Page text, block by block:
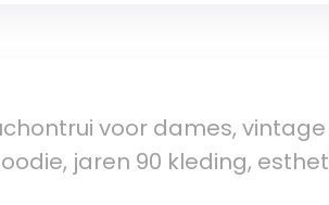
voor dames,
jaren 90 kleding,